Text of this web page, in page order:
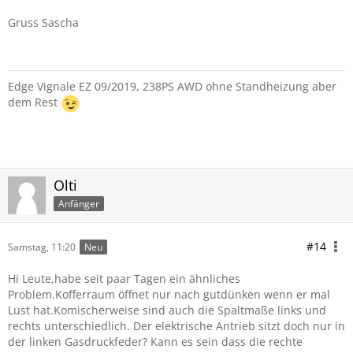
Gruss Sascha
Edge Vignale EZ 09/2019, 238PS AWD ohne Standheizung aber
dem Rest
Olti
Anfänger
Samstag, 11:20 Neu #14
Hi Leute,habe seit paar Tagen ein ähnliches
Problem.Kofferraum öffnet nur nach gutdünken wenn er mal
Lust hat.Komischerweise sind auch die Spaltmaße links und
rechts unterschiedlich. Der elektrische Antrieb sitzt doch nur in
der linken Gasdruckfeder? Kann es sein dass die rechte